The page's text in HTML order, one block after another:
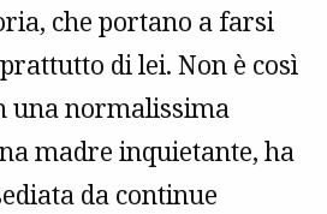
che portano a farsi
di lei. Non è così
una normalissima
madre inquietante, ha
da continue